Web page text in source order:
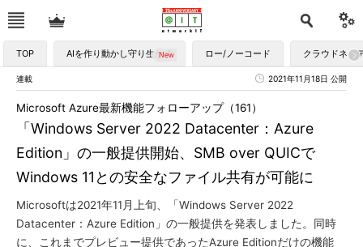
TOP AIを作り動かし守り生かす ロー/ノーコード クラウドネイ
連載 2021年11月18日 公開
「Windows Server 2022 Datacenter：Azure
Edition」の一般提供開始、SMB over QUICで
Windows 11との安全なファイル共有が可能に
Microsoft Azure最新機能フォローアップ（161）
Microsoftは2021年11月上旬、「Windows Server 2022
Datacenter：Azure Edition」の一般提供を発表しました。同時
に、これまでプレビュー提供であったAzure Editionだけの機能